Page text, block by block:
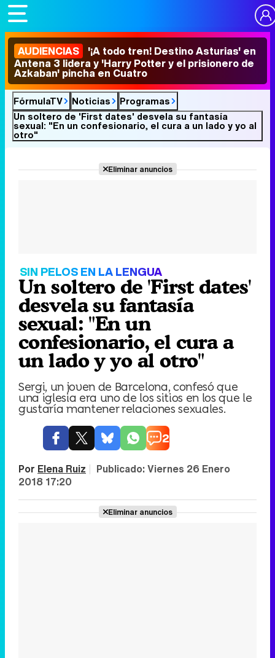
AUDIENCIAS '¡A todo tren! Destino Asturias' en
Antena 3 lidera y 'Harry Potter y el prisionero de
Azkaban' pincha en Cuatro
FórmulaTV Noticias
Programas
Un soltero de 'First dates' desvela su fantasía
sexual: "En un confesionario, el cura a un lado y yo al
otro"
Eliminar anuncios
SIN PELOS EN LA LENGUA
Un soltero de 'First dates'
desvela su fantasía
sexual: "En un
confesionario, el cura a
un lado y yo al otro"
Sergi, un joven de Barcelona, confesó que
una iglesia era uno de los sitios en los que le
gustaría mantener relaciones sexuales.
2
Por Elena Ruiz | Publicado:Viernes 26 Enero
2018 17:20
Eliminar anuncios